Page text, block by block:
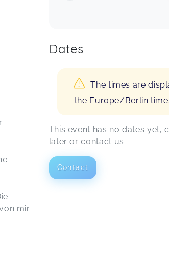
mir
Dates
The times are
the Europe/Berlin
This event has no dates yet,
later or contact us.
Contact